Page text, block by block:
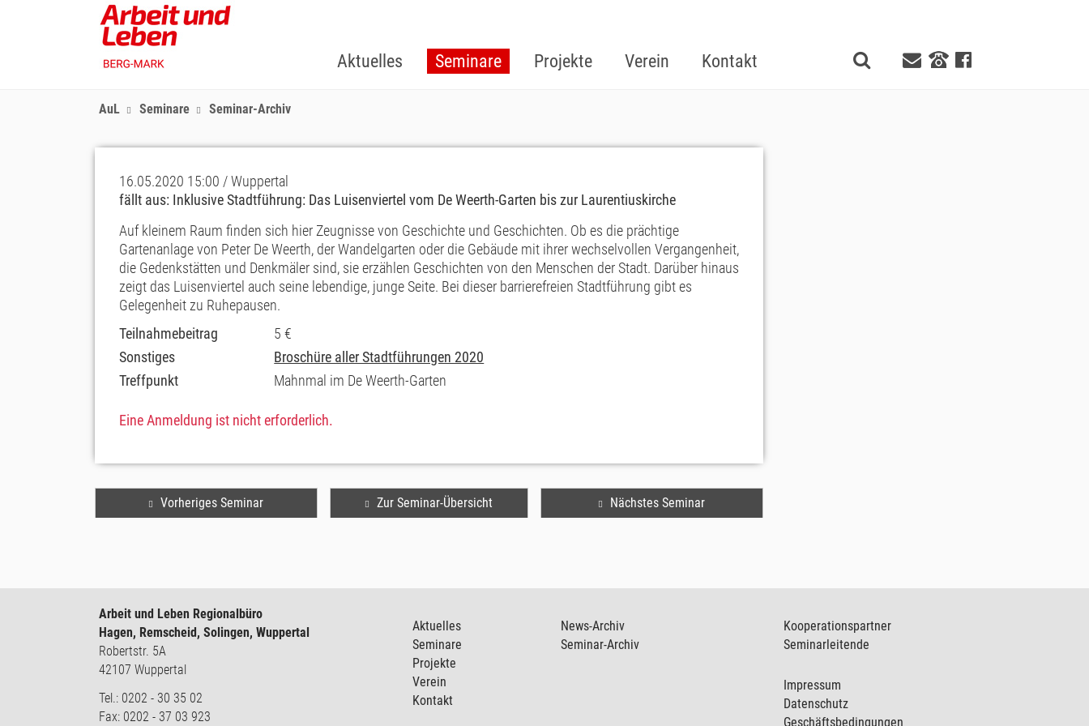
Aktuelles Seminare Projekte Verein Kontakt
AuL Seminare Seminar-Archiv
16.05.2020 15:00 / Wuppertal
fällt aus: Inklusive Stadtführung: Das Luisenviertel vom De Weerth-Garten bis zur Laurentiuskirche
Auf kleinem Raum finden sich hier Zeugnisse von Geschichte und Geschichten. Ob es die prächtige
Gartenanlage von Peter De Weerth, der Wandelgarten oder die Gebäude mit ihrer wechselvollen Vergangenheit,
die Gedenkstätten und Denkmäler sind, sie erzählen Geschichten von den Menschen der Stadt. Darüber hinaus
zeigt das Luisenviertel auch seine lebendige, junge Seite. Bei dieser barrierefreien Stadtführung gibt es
Gelegenheit zu Ruhepausen.
Teilnahmebeitrag
5 €
Sonstiges
Broschüre aller Stadtführungen 2020
Treffpunkt
Mahnmal im De Weerth-Garten
Eine Anmeldung ist nicht erforderlich.
Vorheriges Seminar Zur Seminar-Übersicht Nächstes Seminar
Arbeit und Leben Regionalbüro
Hagen, Remscheid, Solingen, Wuppertal
Robertstr. 5A
42107 Wuppertal
Tel.: 0202 - 30 35 02
Fax: 0202 - 37 03 923
Aktuelles
Seminare
Projekte
Verein
Kontakt
News-Archiv
Seminar-Archiv
Kooperationspartner
Seminarleitende
Impressum
Datenschutz
Geschäftsbedingungen